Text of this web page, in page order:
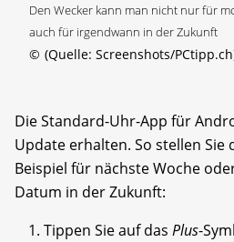
Den Wecker kann man nicht nur für
auch für irgendwann in der Zukunft
© (Quelle: Screenshots/
Die Standard-Uhr-App für
Update erhalten. So stellen Sie
Beispiel für nächste Woche
Datum in der Zukunft:
Tippen Sie auf das Plus-